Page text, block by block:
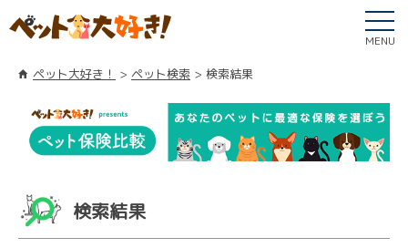
MENU
ペット大好き！ ペット検索 検索結果
検索結果